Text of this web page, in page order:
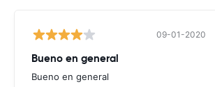
09-01-2020
Bueno en general
Bueno en general